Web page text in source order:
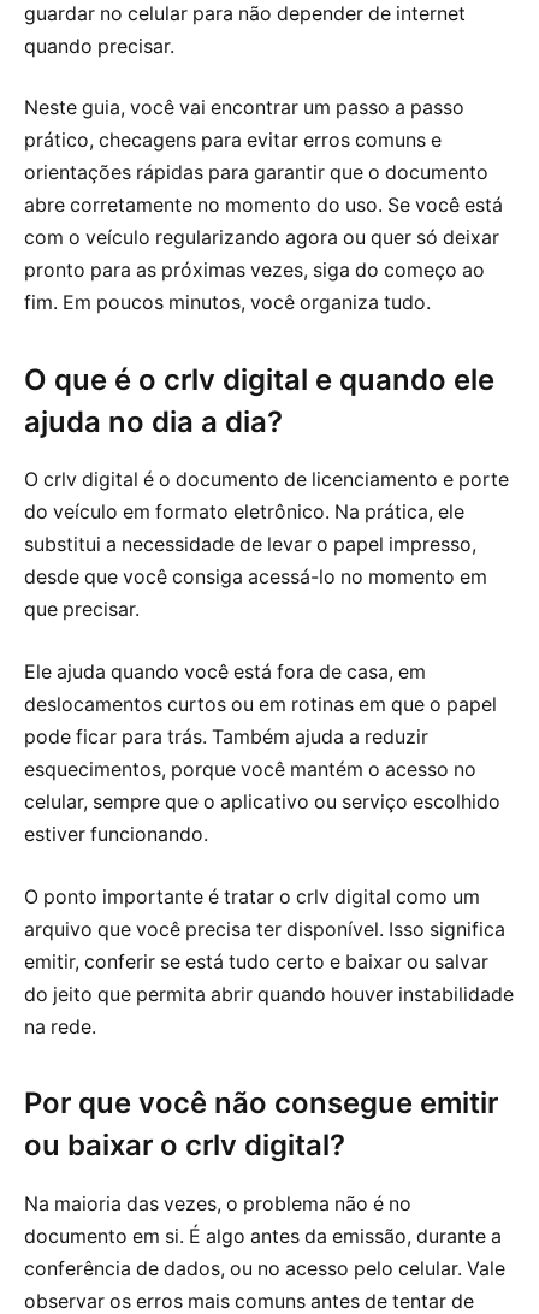
guardar no celular para não depender de internet
quando precisar.
Neste guia, você vai encontrar um passo a passo
prático, checagens para evitar erros comuns e
orientações rápidas para garantir que o documento
abre corretamente no momento do uso. Se você está
com o veículo regularizando agora ou quer só deixar
pronto para as próximas vezes, siga do começo ao
fim. Em poucos minutos, você organiza tudo.
O que é o crlv digital e quando ele
ajuda no dia a dia?
O crlv digital é o documento de licenciamento e porte
do veículo em formato eletrônico. Na prática, ele
substitui a necessidade de levar o papel impresso,
desde que você consiga acessá-lo no momento em
que precisar.
Ele ajuda quando você está fora de casa, em
deslocamentos curtos ou em rotinas em que o papel
pode ficar para trás. Também ajuda a reduzir
esquecimentos, porque você mantém o acesso no
celular, sempre que o aplicativo ou serviço escolhido
estiver funcionando.
O ponto importante é tratar o crlv digital como um
arquivo que você precisa ter disponível. Isso significa
emitir, conferir se está tudo certo e baixar ou salvar
do jeito que permita abrir quando houver instabilidade
na rede.
Por que você não consegue emitir
ou baixar o crlv digital?
Na maioria das vezes, o problema não é no
documento em si. É algo antes da emissão, durante a
conferência de dados, ou no acesso pelo celular. Vale
observar os erros mais comuns antes de tentar de